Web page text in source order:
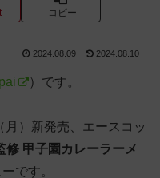
コピー
2024.08.09 2024.08.10
）です。
）新発売、エースコッ
修 甲子園カレーラーメ
です。